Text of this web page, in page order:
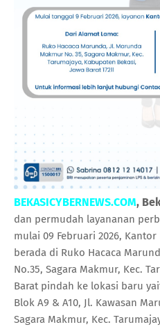
BEKASICYBERNEWS.COM,
dan permudah layananan
mulai 09 Februari 2026,
berada di Ruko Hacaca
No.35, Sagara Makmur, Kec.
Barat pindah ke lokasi baru
Blok A9 & A10, Jl. Kawasan
Sagara Makmur, Kec.